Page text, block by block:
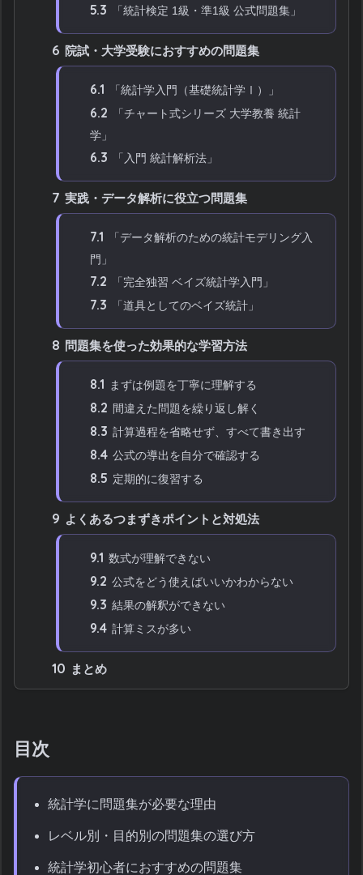
5.3 「統計検定 1級・準1級 公式問題集」
6 院試・大学受験におすすめの問題集
6.1 「統計学入門（基礎統計学Ⅰ）」
6.2
「チャート式シリーズ 大学教養 統計
学」
6.3 「入門 統計解析法」
7 実践・データ解析に役立つ問題集
7.1
「データ解析のための統計モデリング入
門」
7.2 「完全独習 ベイズ統計学入門」
7.3 「道具としてのベイズ統計」
8 問題集を使った効果的な学習方法
8.1 まずは例題を丁寧に理解する
8.2 間違えた問題を繰り返し解く
8.3 計算過程を省略せず、すべて書き出す
8.4 公式の導出を自分で確認する
8.5 定期的に復習する
9 よくあるつまずきポイントと対処法
9.1 数式が理解できない
9.2 公式をどう使えばいいかわからない
9.3 結果の解釈ができない
9.4 計算ミスが多い
10 まとめ
目次
統計学に問題集が必要な理由
レベル別・目的別の問題集の選び方
統計学初心者におすすめの問題集